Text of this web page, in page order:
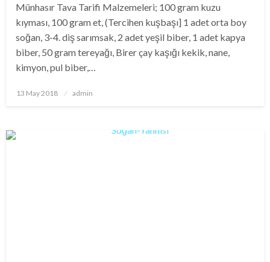
Münhasır Tava Tarifi Malzemeleri; 100 gram kuzu
kıyması, 100 gram et, (Tercihen kuşbaşı] 1 adet orta boy
soğan, 3-4. diş sarımsak, 2 adet yeşil biber, 1 adet kapya
biber, 50 gram tereyağı, Birer çay kaşığı kekik, nane,
kimyon, pul biber,…
Posted
13 May 2018 admin